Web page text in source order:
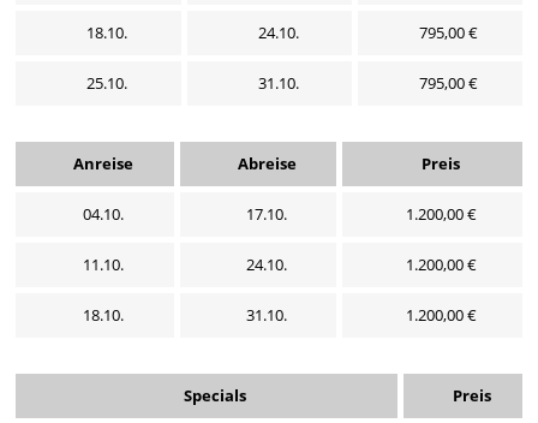
18.10. 24.10. 795,00 €
25.10. 31.10. 795,00 €
Anreise Abreise Preis
04.10. 17.10. 1.200,00 €
11.10. 24.10. 1.200,00 €
18.10. 31.10. 1.200,00 €
Specials Preis